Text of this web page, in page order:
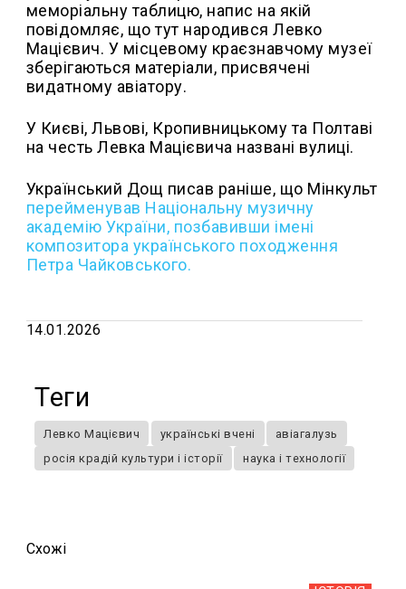
меморіальну таблицю, напис на якій
повідомляє, що тут народився Левко
Мацієвич. У місцевому краєзнавчому музеї
зберігаються матеріали, присвячені
видатному авіатору.
У Києві, Львові, Кропивницькому та Полтаві
на честь Левка Мацієвича названі вулиці.
Український Дощ писав раніше, що Мінкульт
перейменував Національну музичну
академію України, позбавивши імені
композитора українського походження
Петра Чайковського.
14.01.2026
Теги
Левко Мацієвич українські вчені
авіагалузь
росія крадій культури і історії
наука і технології
Схожi